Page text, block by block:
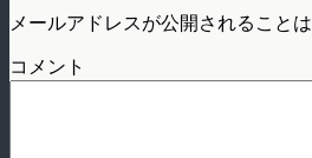
メールアドレスが公開されることは
コメント